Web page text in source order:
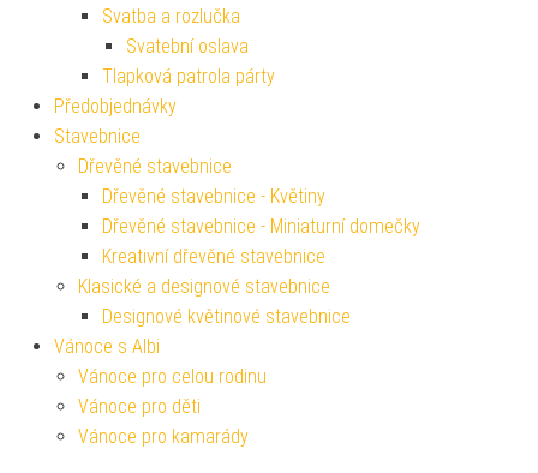
Svatba a rozlučka
Svatební oslava
Tlapková patrola párty
Předobjednávky
Stavebnice
Dřevěné stavebnice
Dřevěné stavebnice - Květiny
Dřevěné stavebnice - Miniaturní domečky
Kreativní dřevěné stavebnice
Klasické a designové stavebnice
Designové květinové stavebnice
Vánoce s Albi
Vánoce pro celou rodinu
Vánoce pro děti
Vánoce pro kamarády